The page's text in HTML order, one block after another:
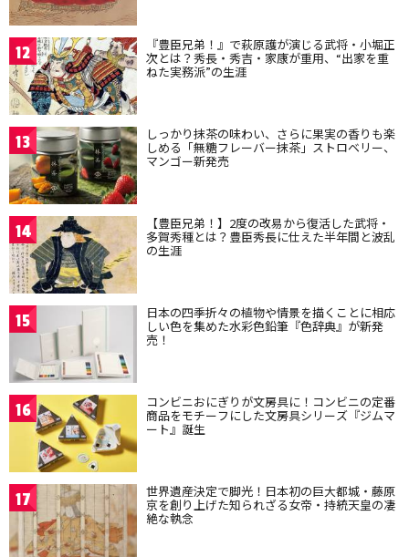
12 『豊臣兄弟！』で萩原護が演じる武将・小堀正
次とは？秀長・秀吉・家康が重用、“出家を重
ねた実務派”の生涯
13 しっかり抹茶の味わい、さらに果実の香りも楽
しめる「無糖フレーバー抹茶」ストロベリー、
マンゴー新発売
14 【豊臣兄弟！】2度の改易から復活した武将・
多賀秀種とは？豊臣秀長に仕えた半年間と波乱
の生涯
15 日本の四季折々の植物や情景を描くことに相応
しい色を集めた水彩色鉛筆『色辞典』が新発
売！
16 コンビニおにぎりが文房具に！コンビニの定番
商品をモチーフにした文房具シリーズ『ジムマ
ート』誕生
17 世界遺産決定で脚光！日本初の巨大都城・藤原
京を創り上げた知られざる女帝・持統天皇の凄
絶な執念